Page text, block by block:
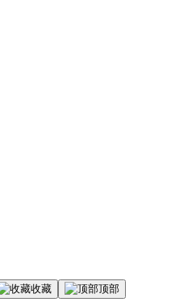
收藏 顶部